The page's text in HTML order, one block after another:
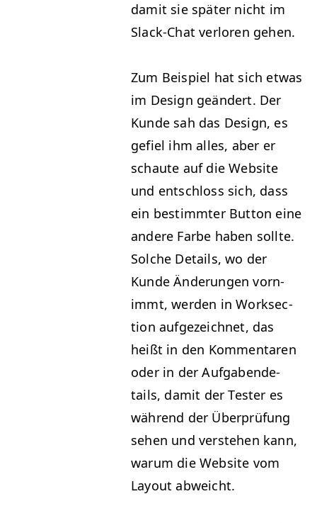
damit sie später nicht im
Slack-Chat ver­loren gehen.
Zum Beispiel hat sich etwas
im Design geän­dert. Der
Kunde sah das Design, es
gefiel ihm alles, aber er
schaute auf die Web­site
und entschloss sich, dass
ein bes­timmter But­ton eine
andere Farbe haben sollte.
Solche Details, wo der
Kunde Änderun­gen vorn­
immt, wer­den in Work­sec­
tion aufgeze­ich­net, das
heißt in den Kom­mentaren
oder in der Auf­gaben­de­
tails, damit der Tester es
während der Über­prü­fung
sehen und ver­ste­hen kann,
warum die Web­site vom
Lay­out abweicht.